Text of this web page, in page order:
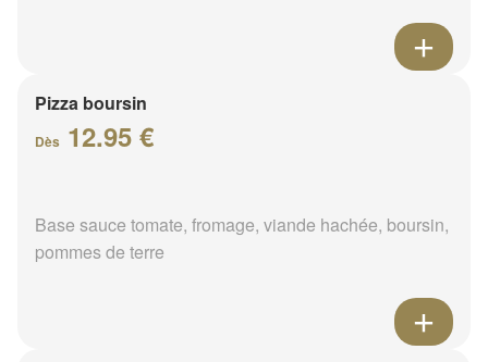
Pizza boursin
Dès 12.95 €
Base sauce tomate, fromage, viande hachée, boursin,
pommes de terre